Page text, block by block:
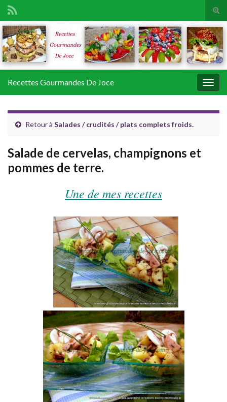
Search for:
Recettes Gourmandes De Joce
Retour à Salades / crudités / plats complets froids.
Salade de cervelas, champignons et
pommes de terre.
Une de mes recettes